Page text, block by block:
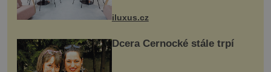
budov Media...
iluxus.cz
Dcera Černocké stále trpí